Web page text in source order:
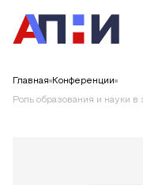
Главная Конференции
Роль образования и науки